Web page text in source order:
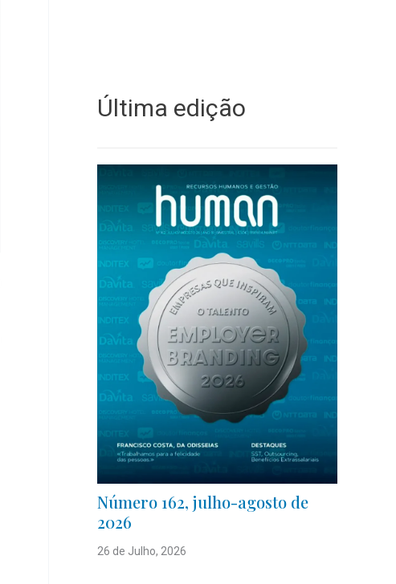
Última edição
Número 162, julho-agosto de
2026
26 de Julho, 2026